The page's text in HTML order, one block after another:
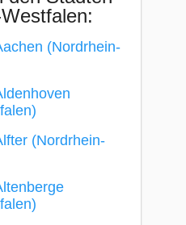
(Nordrhein-
(Nordrhein-